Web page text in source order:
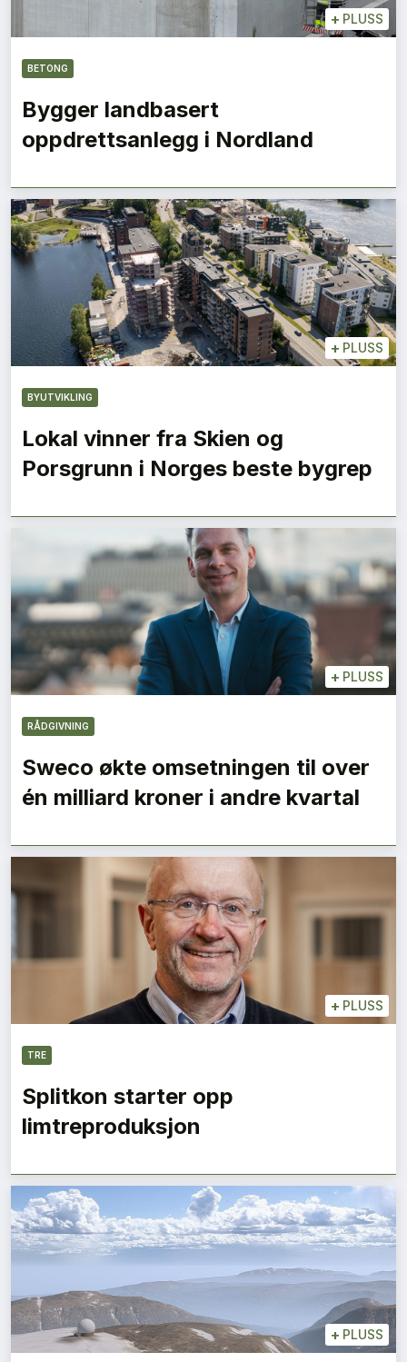
+ PLUSS
BETONG
Bygger landbasert
oppdrettsanlegg i Nordland
+ PLUSS
BYUTVIKLING
Lokal vinner fra Skien og
Porsgrunn i Norges beste bygrep
+ PLUSS
RÅDGIVNING
Sweco økte omsetningen til over
én milliard kroner i andre kvartal
+ PLUSS
TRE
Splitkon starter opp
limtreproduksjon
+ PLUSS